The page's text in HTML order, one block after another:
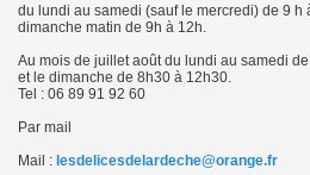
du lundi au samedi (sauf le mercredi) de 9 h
dimanche matin de 9h à 12h.
Au mois de juillet août du lundi au samedi
et le dimanche de 8h30 à 12h30.
Tel : 06 89 91 92 60
Par mail
Mail : lesdelicesdelardeche@orange.fr